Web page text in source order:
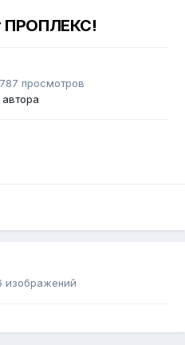
ПРОПЛЕКС!
787 просмотров
изображений